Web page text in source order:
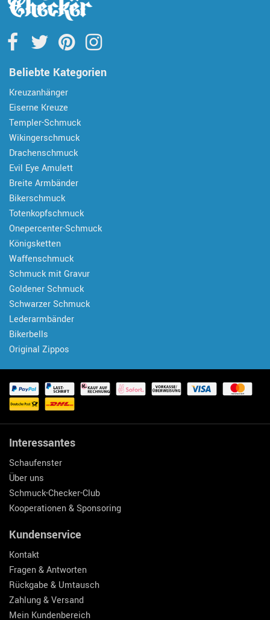
Beliebte Kategorien
Kreuzanhänger
Eiserne Kreuze
Templer-Schmuck
Wikingerschmuck
Drachenschmuck
Evil Eye Amulett
Breite Armbänder
Bikerschmuck
Totenkopfschmuck
Onepercenter-Schmuck
Königsketten
Waffenschmuck
Schmuck mit Gravur
Goldener Schmuck
Schwarzer Schmuck
Lederarmbänder
Bikerbells
Original Zippos
Interessantes
Schaufenster
Über uns
Schmuck-Checker-Club
Kooperationen & Sponsoring
Kundenservice
Kontakt
Fragen & Antworten
Rückgabe & Umtausch
Zahlung & Versand
Mein Kundenbereich